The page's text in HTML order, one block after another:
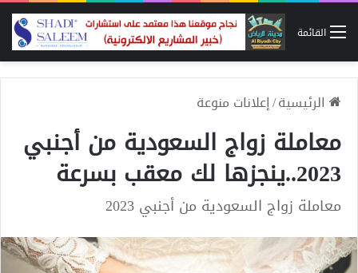
القائمة
الرئيسية/إعلانات منوعة
معاملة زواج السعودية من أجنبي
2023..ينجزها لك معقب بسرعة
معاملة زواج السعودية من أجنبي 2023